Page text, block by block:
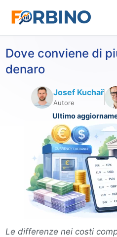
Dove conviene di
denaro
Josef Kuchař
Autore
Ultimo
Le differenze nei costi